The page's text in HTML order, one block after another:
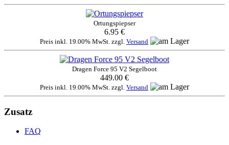
Ortungspiepser
6.95 €
Preis inkl. 19.00% MwSt. zzgl. Versand
Dragen Force 95 V2 Segelboot
449.00 €
Preis inkl. 19.00% MwSt. zzgl. Versand
Zusatz
FAQ